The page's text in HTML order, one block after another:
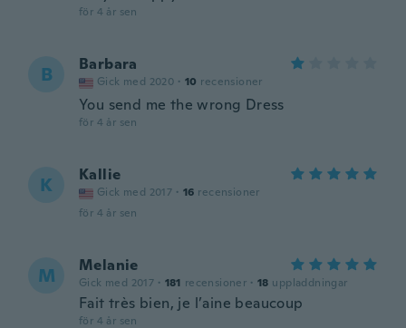
för 4 år sen
B Barbara
Gick med 2020 · 10 recensioner
You send me the wrong Dress
för 4 år sen
K Kallie
Gick med 2017 · 16 recensioner
för 4 år sen
M Melanie
Gick med 2017 · 181 recensioner · 18 uppladdningar
Fait très bien, je l’aine beaucoup
för 4 år sen